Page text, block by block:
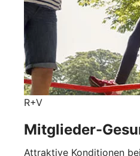
R+V
Mitglieder-
Attraktive Konditionen